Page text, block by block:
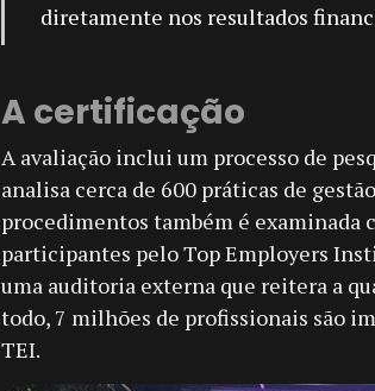
diretamente nos resultados
A certificação
A avaliação inclui um processo de
analisa cerca de 600 práticas de
procedimentos também é examinada
participantes pelo Top Employers
uma auditoria externa que reitera a
todo, 7 milhões de profissionais são
TEI.